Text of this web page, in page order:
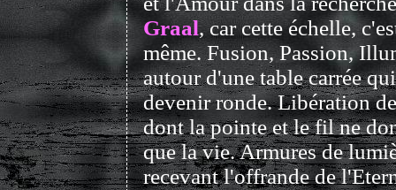
Graal, car cette échelle,
même. Fusion, Passion,
autour d'une table carrée
devenir ronde. Libération
dont la pointe et le fil ne
que la vie. Armures de
recevant l'offrande de